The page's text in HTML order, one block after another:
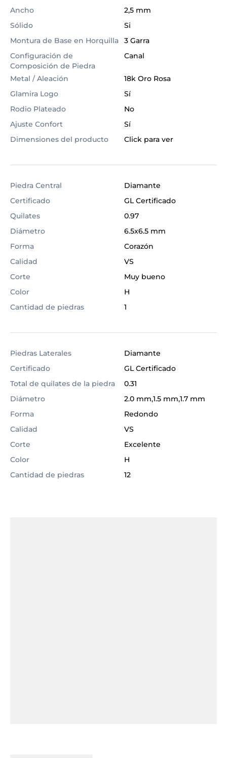
Ancho
2,5 mm
Sólido
Si
Montura de Base en Horquilla
3 Garra
Configuración de
Composición de Piedra
Canal
Metal / Aleación
18k Oro Rosa
Glamira Logo
Sí
Rodio Plateado
No
Ajuste Confort
Sí
Dimensiones del producto
Click para ver
Piedra Central
Diamante
Certificado
GL Certificado
Quilates
0.97
Diámetro
6.5x6.5 mm
Forma
Corazón
Calidad
VS
Corte
Muy bueno
Color
H
Cantidad de piedras
1
Piedras Laterales
Diamante
Certificado
GL Certificado
Total de quilates de la piedra
0.31
Diámetro
2.0 mm,1.5 mm,1.7 mm
Forma
Redondo
Calidad
VS
Corte
Excelente
Color
H
Cantidad de piedras
12